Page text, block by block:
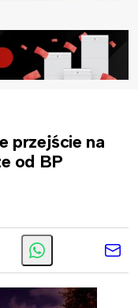
przejście na
od BP